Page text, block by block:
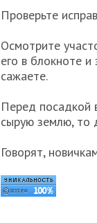
Проверьте
Осмотрите
его в блокноте и
сажаете.
Перед посадкой
сырую землю, то
Говорят,